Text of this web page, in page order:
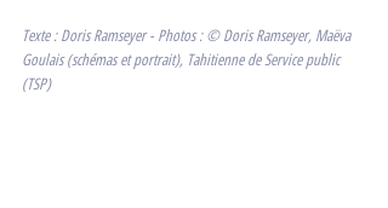
Texte : Doris Ramseyer - Photos : © Doris Ramseyer, Maëva
Goulais (schémas et portrait), Tahitienne de Service public
(TSP)